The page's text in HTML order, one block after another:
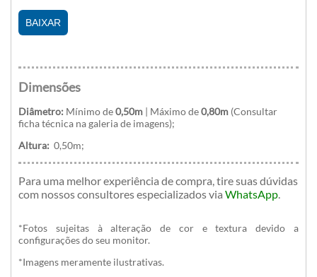
BAIXAR
Dimensões
Diâmetro: Mínimo de0,50m | Máximo de0,80m (Consultar
ficha técnica na galeria de imagens);
Altura: 0,50m;
Para uma melhor experiência de compra, tire suas dúvidas
com nossos consultores especializadosvia WhatsApp.
*Fotos sujeitas à alteração de cor e textura devido a
configurações do seu monitor.
*Imagens meramente ilustrativas.